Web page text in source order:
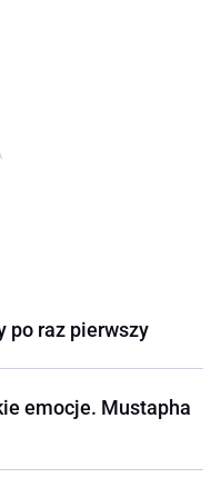
po raz pierwszy
emocje. Mustapha